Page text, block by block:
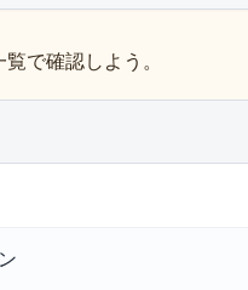
で確認しよう。